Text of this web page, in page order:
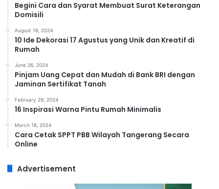
Begini Cara dan Syarat Membuat Surat Keterangan
Domisili
August 16, 2024
10 Ide Dekorasi 17 Agustus yang Unik dan Kreatif di
Rumah
June 26, 2024
Pinjam Uang Cepat dan Mudah di Bank BRI dengan
Jaminan Sertifikat Tanah
February 29, 2024
16 Inspirasi Warna Pintu Rumah Minimalis
March 18, 2024
Cara Cetak SPPT PBB Wilayah Tangerang Secara
Online
Advertisement